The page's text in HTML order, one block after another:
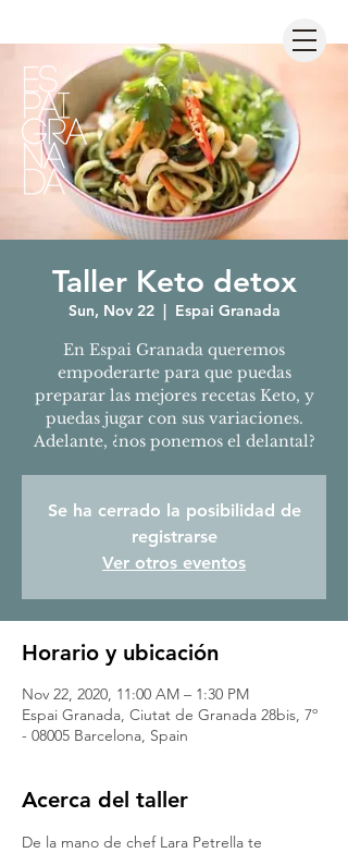
Taller Keto detox
Sun, Nov 22
  |
Espai Granada
En Espai Granada queremos
empoderarte para que puedas
preparar las mejores recetas Keto, y
puedas jugar con sus variaciones.
Adelante, ¿nos ponemos el delantal?
Se ha cerrado la posibilidad de
registrarse
Ver otros eventos
Horario y ubicación
Nov 22, 2020, 11:00 AM – 1:30 PM
Espai Granada, Ciutat de Granada 28bis, 7º
- 08005 Barcelona, Spain
Acerca del taller
De la mano de chef Lara Petrella te